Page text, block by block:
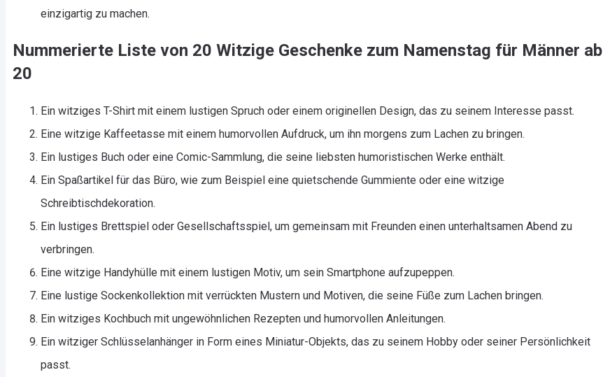
einzigartig zu machen.
Nummerierte Liste von 20 Witzige Geschenke zum Namenstag für Männer ab
20
Ein witziges T-Shirt mit einem lustigen Spruch oder einem originellen Design, das zu seinem Interesse passt.
Eine witzige Kaffeetasse mit einem humorvollen Aufdruck, um ihn morgens zum Lachen zu bringen.
Ein lustiges Buch oder eine Comic-Sammlung, die seine liebsten humoristischen Werke enthält.
Ein Spaßartikel für das Büro, wie zum Beispiel eine quietschende Gummiente oder eine witzige
Schreibtischdekoration.
Ein lustiges Brettspiel oder Gesellschaftsspiel, um gemeinsam mit Freunden einen unterhaltsamen Abend zu
verbringen.
Eine witzige Handyhülle mit einem lustigen Motiv, um sein Smartphone aufzupeppen.
Eine lustige Sockenkollektion mit verrückten Mustern und Motiven, die seine Füße zum Lachen bringen.
Ein witziges Kochbuch mit ungewöhnlichen Rezepten und humorvollen Anleitungen.
Ein witziger Schlüsselanhänger in Form eines Miniatur-Objekts, das zu seinem Hobby oder seiner Persönlichkeit
passt.